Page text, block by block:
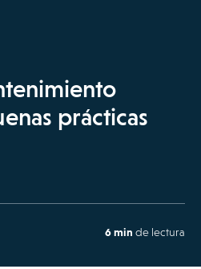
prácticas
6 min de lectura